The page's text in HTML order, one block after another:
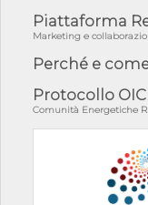
Piattaforma
Marketing e
Perché e
Protocollo
Comunità Energetiche